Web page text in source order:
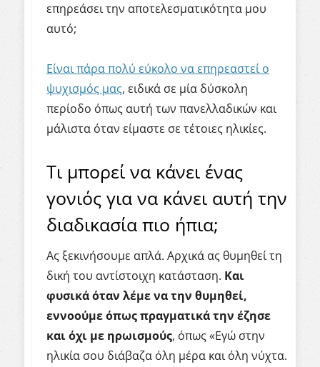
επηρεάσει την αποτελεσματικότητα μου
αυτό;
Είναι πάρα πολύ εύκολο να επηρεαστεί ο
ψυχισμός μας, ειδικά σε μία δύσκολη
περίοδο όπως αυτή των πανελλαδικών και
μάλιστα όταν είμαστε σε τέτοιες ηλικίες.
Τι μπορεί να κάνει ένας
γονιός για να κάνει αυτή την
διαδικασία πιο ήπια;
Ας ξεκινήσουμε απλά. Αρχικά ας θυμηθεί τη
δική του αντίστοιχη κατάσταση. Και
φυσικά όταν λέμε να την θυμηθεί,
εννοούμε όπως πραγματικά την έζησε
και όχι με ηρωισμούς, όπως «Εγώ στην
ηλικία σου διάβαζα όλη μέρα και όλη νύχτα.